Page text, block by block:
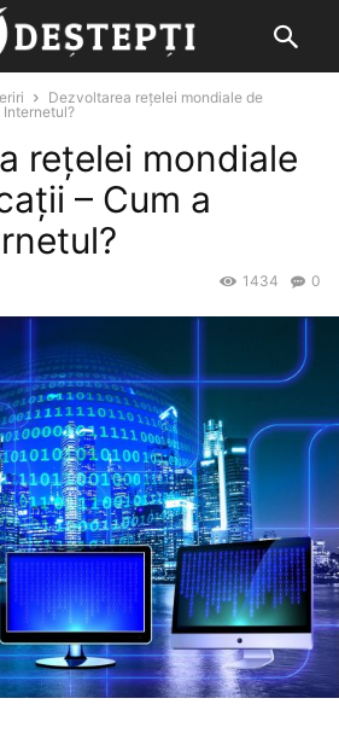
Dezvoltarea reţelei mondiale de
reţelei mondiale
– Cum a
0
1434